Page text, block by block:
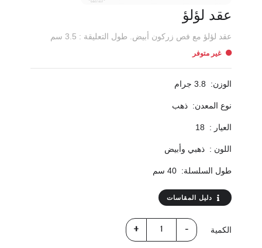
عقد لؤلؤ
عقد لؤلؤ مع فص زركون أبيض. طول التعليقة : 3.5 سم
غير متوفر
الوزن: 3.8 جرام
نوع المعدن: ذهب
العيار : 18
اللون : ذهبي وأبيض
طول السلسلة: 40 سم
دليل المقاسات
الكمية